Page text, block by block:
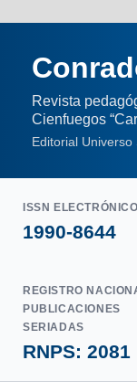
Revista
Cienfuegos
Editorial Universo
ISSN ELECTRÓNICO
1990-8644
REGISTRO
PUBLICACIONES
SERIADAS
RNPS: 2081